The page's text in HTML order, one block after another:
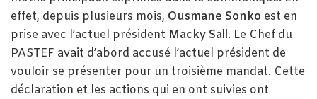
effet, depuis plusieurs mois, Ousmane Sonko est en
prise avec l’actuel président Macky Sall. Le Chef du
PASTEF avait d’abord accusé l’actuel président de
vouloir se présenter pour un troisième mandat. Cette
déclaration et les actions qui en ont suivies ont